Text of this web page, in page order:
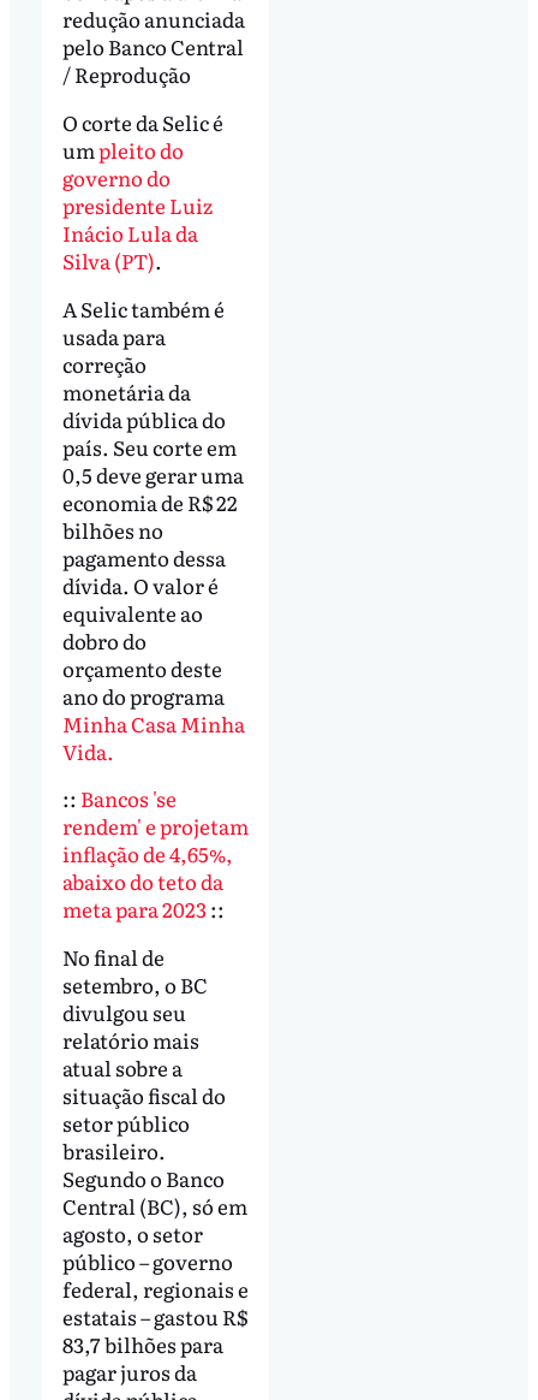
redução anunciada
pelo Banco Central
/ Reprodução
O corte da Selic é
umpleito do
governo do
presidente Luiz
Inácio Lula da
Silva (PT).
A Selic também é
usada para
correção
monetária da
dívida pública do
país. Seu corte em
0,5 deve gerar uma
economia de R$ 22
bilhões no
pagamento dessa
dívida. O valor é
equivalente ao
dobro do
orçamento deste
ano do programa
Minha Casa Minha
Vida.
:: Bancos 'se
rendem' e projetam
inflação de 4,65%,
abaixo do teto da
meta para 2023::
No final de
setembro, o BC
divulgou seu
relatório mais
atual sobre a
situação fiscal do
setor público
brasileiro.
Segundo o Banco
Central (BC), só em
agosto, o setor
público – governo
federal, regionais e
estatais – gastou R$
83,7 bilhões para
pagar juros da